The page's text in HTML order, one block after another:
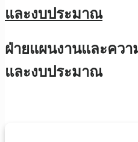
และงบประมาณ
ฝ่ายแผนงานและคว
และงบประมาณ